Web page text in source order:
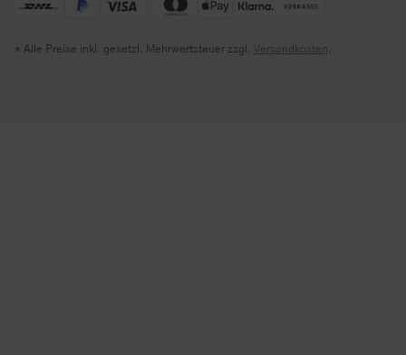
* Alle Preise inkl. gesetzl. Mehrwertsteuer zzgl. Versandkosten